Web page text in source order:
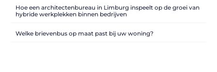
Hoe een architectenbureau in Limburg inspeelt op de groei van
hybride werkplekken binnen bedrijven
Welke brievenbus op maat past bij uw woning?